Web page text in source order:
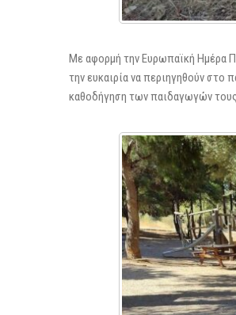
Με αφορμή την Ευρωπαϊκή Ημέρα
την ευκαιρία να περιηγηθούν στο
καθοδήγηση των παιδαγωγών